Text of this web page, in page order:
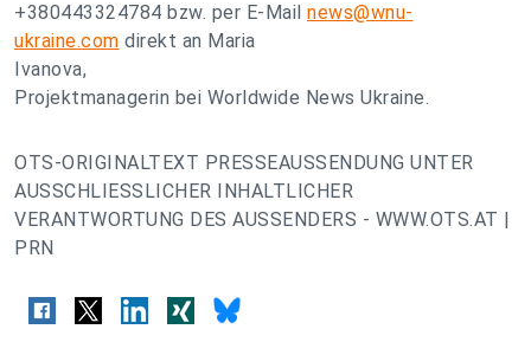
+380443324784 bzw. per E-Mail news@wnu-
ukraine.com direkt an Maria
Ivanova,
Projektmanagerin bei Worldwide News Ukraine.
OTS-ORIGINALTEXT PRESSEAUSSENDUNG UNTER
AUSSCHLIESSLICHER INHALTLICHER
VERANTWORTUNG DES AUSSENDERS - WWW.OTS.AT |
PRN